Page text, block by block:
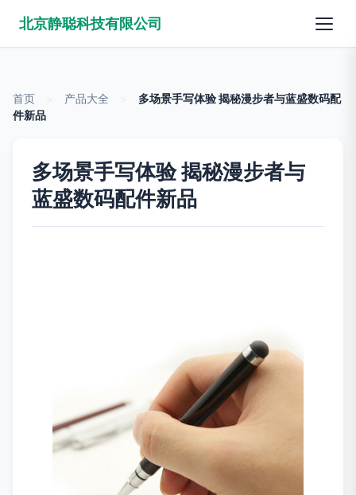
北京静聪科技有限公司
首页 产品大全
多场景手写体验 揭秘漫步者与蓝盛数码配
件新品
多场景手写体验 揭秘漫步者与
蓝盛数码配件新品